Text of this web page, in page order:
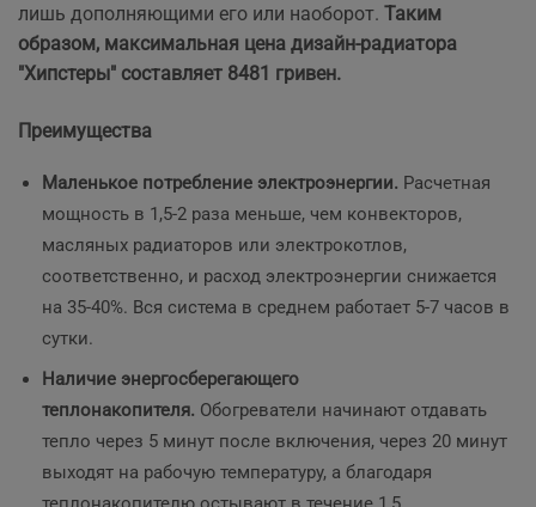
лишь дополняющими его или наоборот. Таким
образом, максимальная цена дизайн-радиатора
"Хипстеры" составляет 8481 гривен.
Преимущества
Маленькое потребление электроэнергии. Расчетная
мощность в 1,5-2 раза меньше, чем конвекторов,
масляных радиаторов или электрокотлов,
соответственно, и расход электроэнергии снижается
на 35-40%. Вся система в среднем работает 5-7 часов в
сутки.
Наличие энергосберегающего
теплонакопителя. Обогреватели начинают отдавать
тепло через 5 минут после включения, через 20 минут
выходят на рабочую температуру, а благодаря